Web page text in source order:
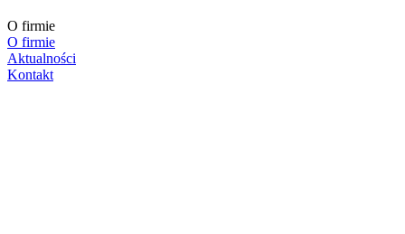
O firmie
O firmie
Aktualności
Kontakt